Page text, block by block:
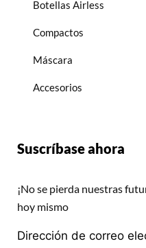
Botellas Airless
Compactos
Máscara
Accesorios
Suscríbase ahora
¡No se pierda nuestras
hoy mismo
Dirección de correo